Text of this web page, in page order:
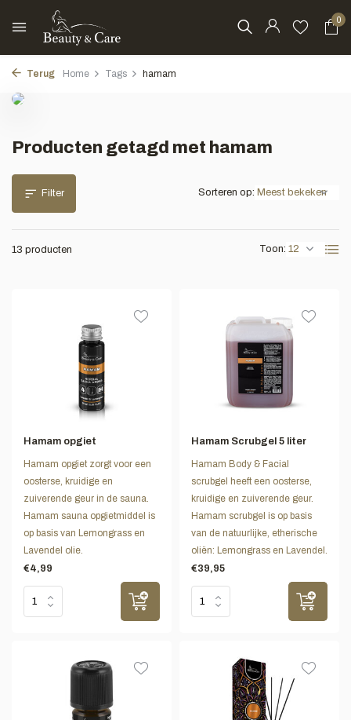
0
Terug Home Tags hamam
Producten getagd met hamam
Filter
13 producten Toon:
Sorteren op:
Hamam opgiet
Hamam opgiet zorgt voor een
oosterse, kruidige en
zuiverende geur in de sauna.
Hamam sauna opgietmiddel is
op basis van Lemongrass en
Lavendel olie.
€4,99
Hamam Scrubgel 5 liter
Hamam Body & Facial
scrubgel heeft een oosterse,
kruidige en zuiverende geur.
Hamam scrubgel is op basis
van de natuurlijke, etherische
oliën: Lemongrass en Lavendel.
€39,95